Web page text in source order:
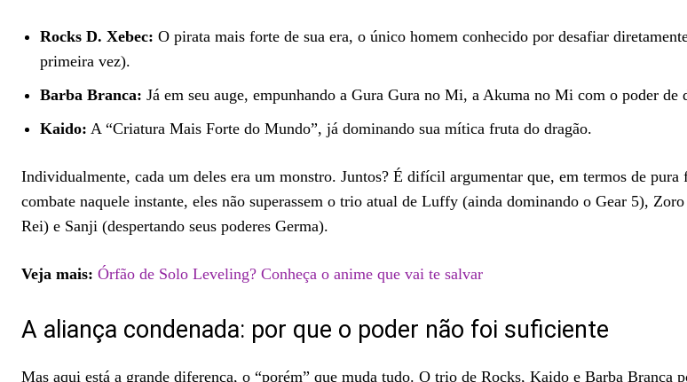
Rocks D. Xebec: O pirata mais forte de sua era, o único homem conhecido por desafiar
primeira vez).
Barba Branca: Já em seu auge, empunhando a Gura Gura no Mi, a Akuma no Mi com o poder de
Kaido: A “Criatura Mais Forte do Mundo”, já dominando sua mítica fruta do dragão.
Individualmente, cada um deles era um monstro. Juntos? É difícil argumentar que, em termos de pura
combate naquele instante, eles não superassem o trio atual de Luffy (ainda dominando o Gear 5),
Rei) e Sanji (despertando seus poderes Germa).
Veja mais: Órfão de Solo Leveling? Conheça o anime que vai te salvar
A aliança condenada: por que o poder não foi suficiente
Mas aqui está a grande diferença, o “porém” que muda tudo. O trio de Rocks, Kaido e Barba Branca